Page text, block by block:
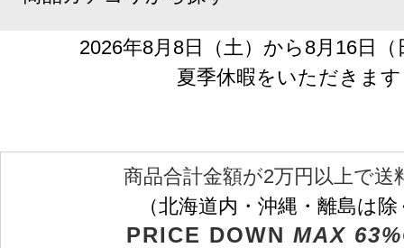
2026年8月8日（土）から8月16日
夏季休暇をいただきます
商品合計金額が2万円以上で送
（北海道内・沖縄・離島は
PRICE DOWN MAX